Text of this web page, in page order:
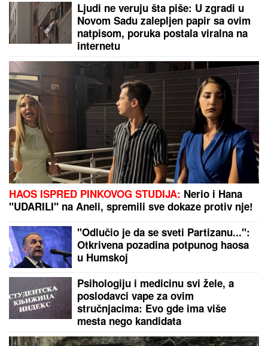
Ljudi ne veruju šta piše: U zgradi u
Novom Sadu zalepljen papir sa ovim
natpisom, poruka postala viralna na
internetu
HAOS ISPRED PINKOVOG STUDIJA: Nerio i Hana
"UDARILI" na Aneli, spremili sve dokaze protiv nje!
"Odlučio je da se sveti Partizanu...":
Otkrivena pozadina potpunog haosa
u Humskoj
Psihologiju i medicinu svi žele, a
poslodavci vape za ovim
stručnjacima: Evo gde ima više
mesta nego kandidata